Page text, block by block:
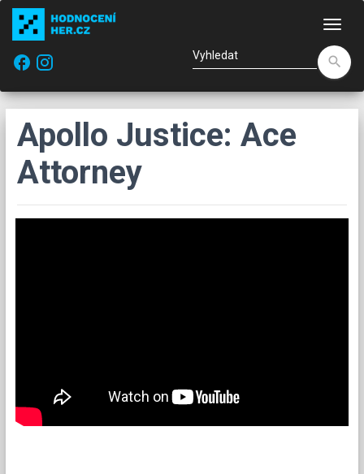
facebook
search
Apollo Justice: Ace
Attorney